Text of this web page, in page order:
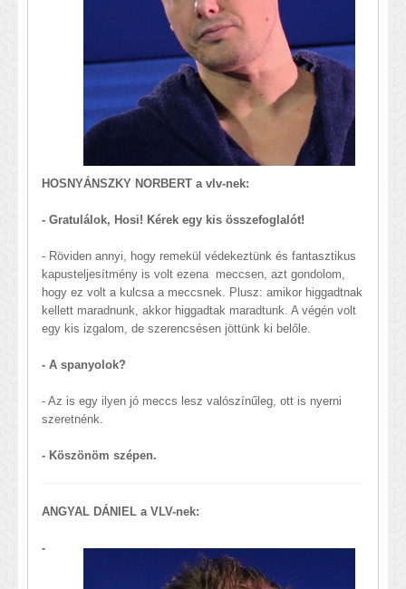
HOSNYÁNSZKY NORBERT a vlv-nek:
- Gratulálok, Hosi! Kérek egy kis összefoglalót!
- Röviden annyi, hogy remekül védekeztünk és fantasztikus
kapusteljesítmény is volt ezena meccsen, azt gondolom,
hogy ez volt a kulcsa a meccsnek. Plusz: amikor higgadtnak
kellett maradnunk, akkor higgadtak maradtunk. A végén volt
egy kis izgalom, de szerencsésen jöttünk ki belőle.
- A spanyolok?
- Az is egy ilyen jó meccs lesz valószínűleg, ott is nyerni
szeretnénk.
- Köszönöm szépen.
ANGYAL DÁNIEL a VLV-nek:
-